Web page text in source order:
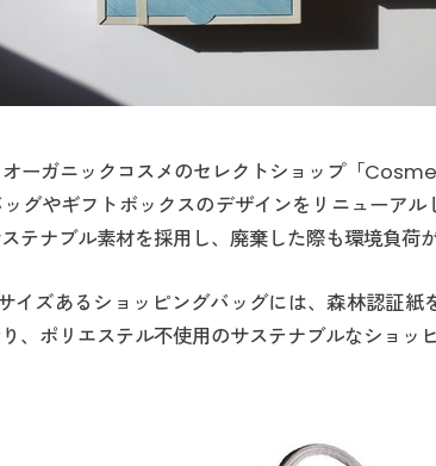
ーガニックコスメのセレクトショップ「
グやギフトボックスのデザインをリニューア
テナブル素材を採用し、廃棄した際も環境負荷
イズあるショッピングバッグには、森林認証
、ポリエステル不使用のサステナブルなショッ